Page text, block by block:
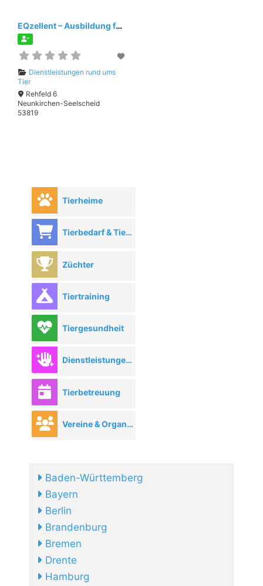
EQzellent – Ausbildung für pferdegestützte Coaches
Dienstleistungen rund ums
Tier
Rehfeld 6
Neunkirchen-Seelscheid
53819
Tierheime
Tierbedarf & Tierhandel
Züchter
Tiertraining
Tiergesundheit
Dienstleistungen rund ums Tier
Tierbetreuung
Vereine & Organisationen
Baden-Württemberg
Bayern
Berlin
Brandenburg
Bremen
Drente
Hamburg